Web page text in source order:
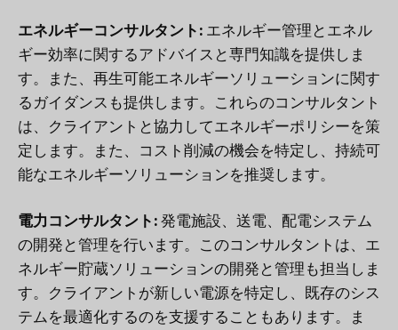
エネルギーコンサルタント: エネルギー管理とエネル
ギー効率に関するアドバイスと専門知識を提供しま
す。また、再生可能エネルギーソリューションに関す
るガイダンスも提供します。これらのコンサルタント
は、クライアントと協力してエネルギーポリシーを策
定します。また、コスト削減の機会を特定し、持続可
能なエネルギーソリューションを推奨します。
電力コンサルタント: 発電施設、送電、配電システム
の開発と管理を行います。このコンサルタントは、エ
ネルギー貯蔵ソリューションの開発と管理も担当しま
す。クライアントが新しい電源を特定し、既存のシス
テムを最適化するのを支援することもあります。ま